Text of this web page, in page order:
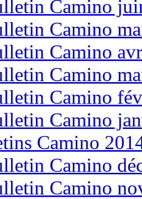
Camino
Camino
Camino
Camino
Camino
Camino
Camino
Camino
Camino